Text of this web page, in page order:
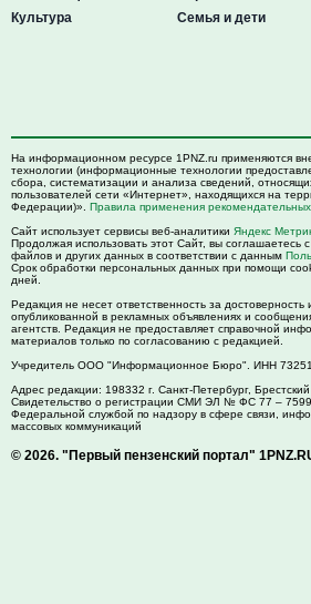
Культура
Семья и дети
На информационном ресурсе 1PNZ.ru применяются
технологии (информационные технологии
сбора, систематизации и анализа сведений,
пользователей сети «Интернет», находящихся на
Федерации)». Правила применения рекомендательных
Сайт использует сервисы веб-аналитики Яндекс
Продолжая использовать этот Сайт, вы соглашаетесь
файлов и других данных в соответствии с данным
Срок обработки персональных данных при помощи
дней.
Редакция не несет ответственность за достоверность
опубликованной в рекламных объявлениях и
агентств. Редакция не предоставляет справочной
материалов только по согласованию с редакцией.
Учредитель ООО "Информационное Бюро". ИНН
Адрес редакции: 198332 г. Санкт-Петербург,
Свидетельство о регистрации СМИ ЭЛ № ФС 77 –
Федеральной службой по надзору в сфере связи,
массовых коммуникаций
© 2026. "Первый пензенский портал"